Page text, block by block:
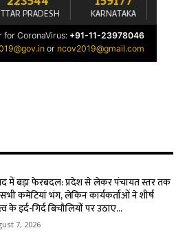
में बड़ा फेरबदल: प्रदेश से लेकर पंचायत स्तर तक
कमेटियां भंग, लेकिन कार्यकर्ताओं ने शीर्ष
के इर्द-गिर्द बिचौलियों पर उठाए...
7, 2026